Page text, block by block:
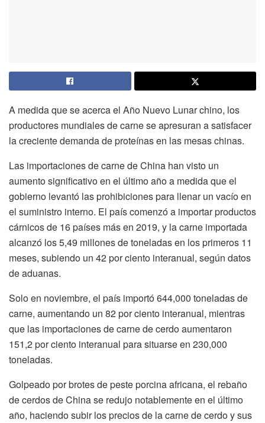
A medida que se acerca el Año Nuevo Lunar chino, los
productores mundiales de carne se apresuran a satisfacer
la creciente demanda de proteínas en las mesas chinas.
Las importaciones de carne de China han visto un
aumento significativo en el último año a medida que el
gobierno levantó las prohibiciones para llenar un vacío en
el suministro interno. El país comenzó a importar productos
cárnicos de 16 países más en 2019, y la carne importada
alcanzó los 5,49 millones de toneladas en los primeros 11
meses, subiendo un 42 por ciento interanual, según datos
de aduanas.
Solo en noviembre, el país importó 644,000 toneladas de
carne, aumentando un 82 por ciento interanual, mientras
que las importaciones de carne de cerdo aumentaron
151,2 por ciento interanual para situarse en 230,000
toneladas.
Golpeado por brotes de peste porcina africana, el rebaño
de cerdos de China se redujo notablemente en el último
año, haciendo subir los precios de la carne de cerdo y sus